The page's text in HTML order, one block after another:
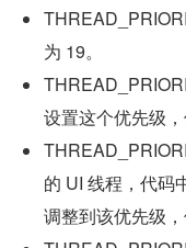
为 19。
设置这个优先级，
的 UI 线程，代码
调整到该优先级，